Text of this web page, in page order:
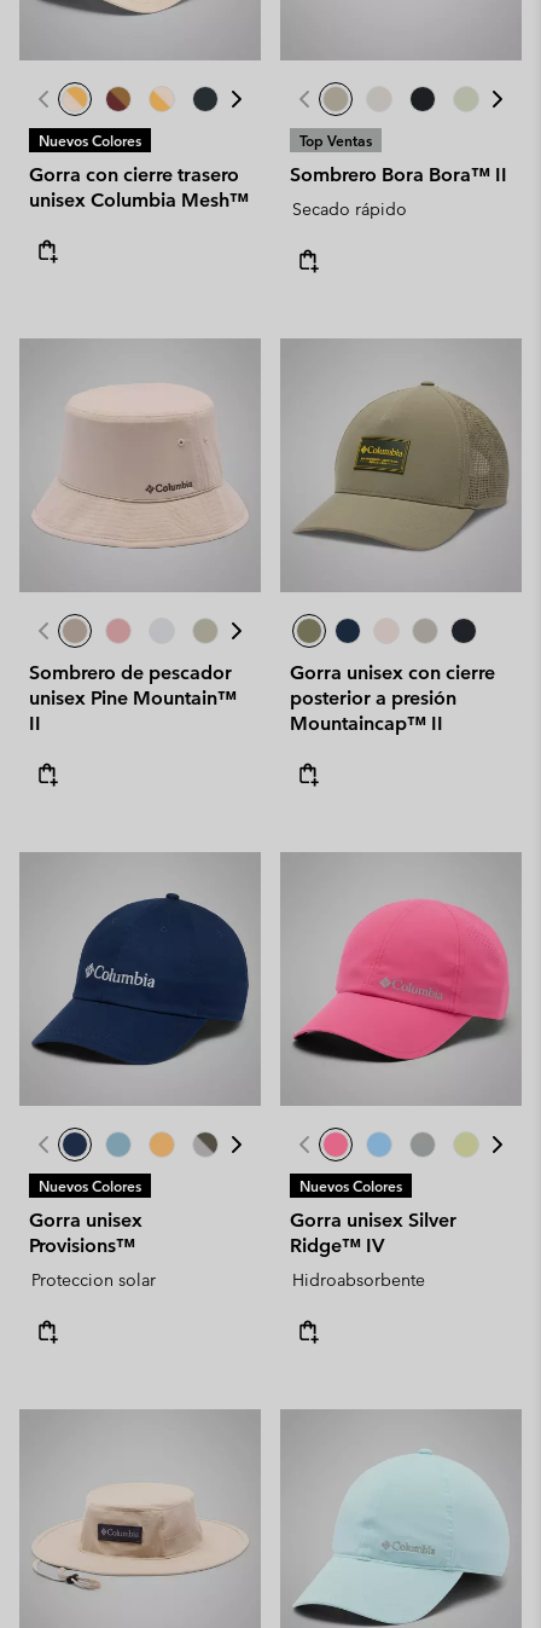
Nuevos Colores
Gorra con cierre trasero
unisex Columbia Mesh™
Top Ventas
Sombrero Bora Bora™ II
Secado rápido
Sombrero de pescador
unisex Pine Mountain™
II
Gorra unisex con cierre
posterior a presión
Mountaincap™ II
Nuevos Colores
Gorra unisex
Provisions™
Proteccion solar
Nuevos Colores
Gorra unisex Silver
Ridge™ IV
Hidroabsorbente